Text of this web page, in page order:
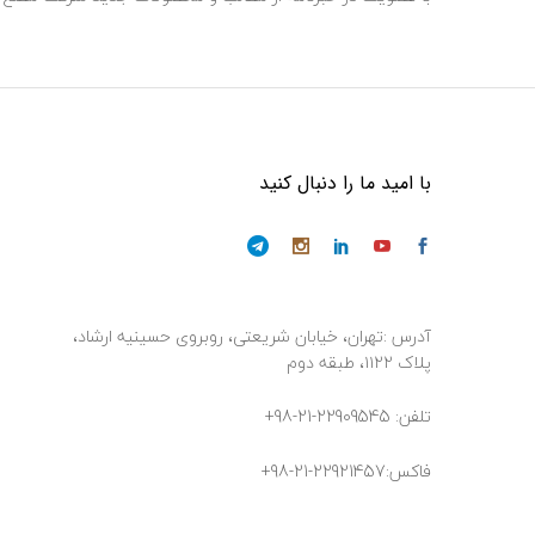
با امید ما را دنبال کنید
آدرس :تهران، خیابان شریعتی، روبروی حسینیه ارشاد،
پلاک ۱۱۲۲، طبقه دوم
تلفن: 22909545-21-98+
فاکس:22921457-21-98+